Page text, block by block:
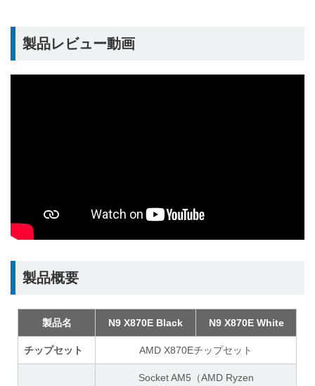
製品レビュー動画
製品概要
製品名 N9 X870E Black N9 X870E White
チップセット AMD X870Eチップセット
Socket AM5（AMD Ryzen